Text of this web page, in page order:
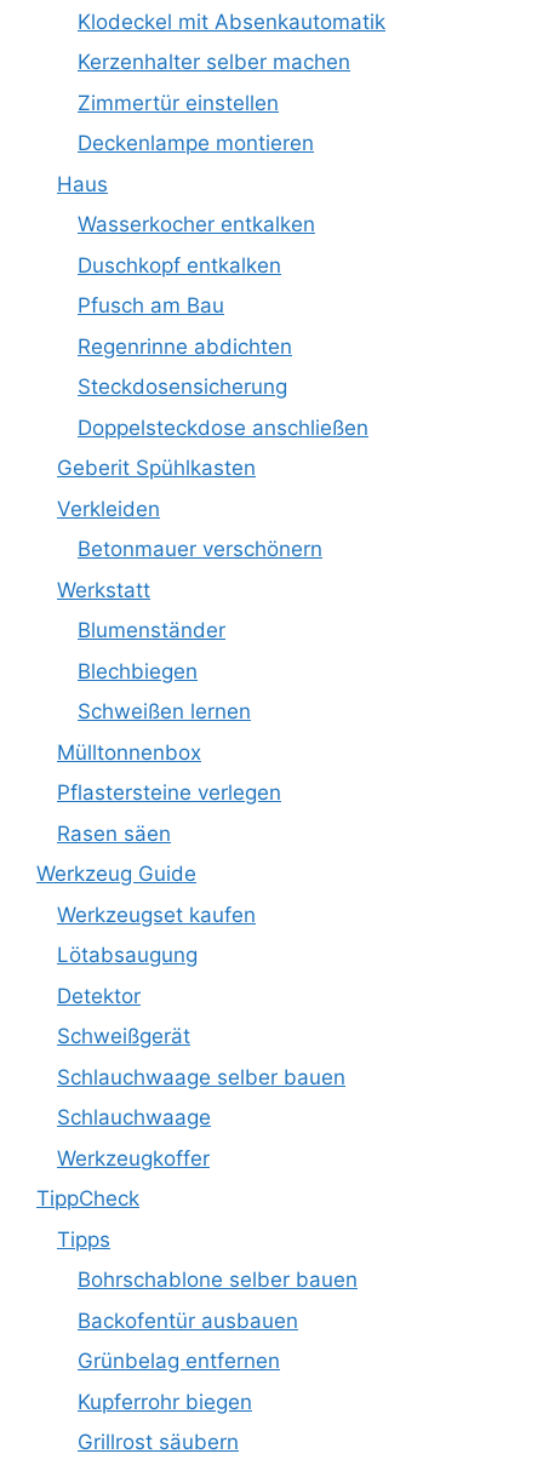
Klodeckel mit Absenkautomatik
Kerzenhalter selber machen
Zimmertür einstellen
Deckenlampe montieren
Haus
Wasserkocher entkalken
Duschkopf entkalken
Pfusch am Bau
Regenrinne abdichten
Steckdosensicherung
Doppelsteckdose anschließen
Geberit Spühlkasten
Verkleiden
Betonmauer verschönern
Werkstatt
Blumenständer
Blechbiegen
Schweißen lernen
Mülltonnenbox
Pflastersteine verlegen
Rasen säen
Werkzeug Guide
Werkzeugset kaufen
Lötabsaugung
Detektor
Schweißgerät
Schlauchwaage selber bauen
Schlauchwaage
Werkzeugkoffer
TippCheck
Tipps
Bohrschablone selber bauen
Backofentür ausbauen
Grünbelag entfernen
Kupferrohr biegen
Grillrost säubern